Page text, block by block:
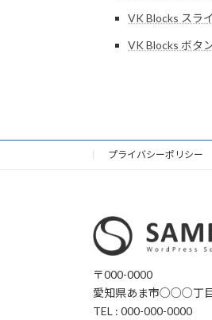
VK Blocks スラ
VK Blocks ボタ
プライバシーポリシー
〒000-0000
愛知県あま市○○○丁
TEL : 000-000-0000